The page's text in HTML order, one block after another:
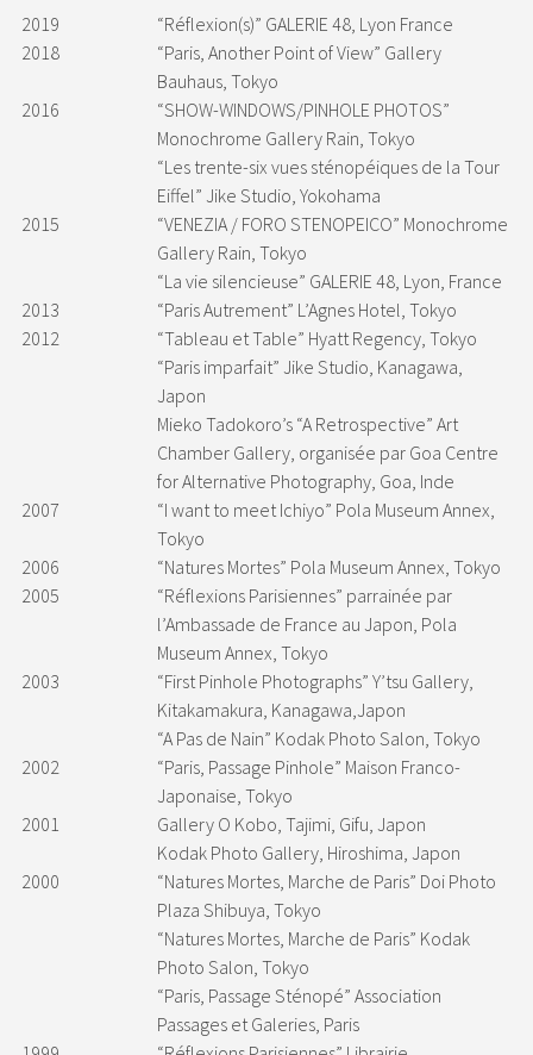
2019
“Réflexion(s)” GALERIE 48, Lyon France
2018
“Paris, Another Point of View” Gallery
Bauhaus, Tokyo
2016
“SHOW-WINDOWS/PINHOLE PHOTOS”
Monochrome Gallery Rain, Tokyo
“Les trente-six vues sténopéiques de la Tour
Eiffel” Jike Studio, Yokohama
2015
“VENEZIA / FORO STENOPEICO” Monochrome
Gallery Rain, Tokyo
“La vie silencieuse” GALERIE 48, Lyon, France
2013
“Paris Autrement” L’Agnes Hotel, Tokyo
2012
“Tableau et Table” Hyatt Regency, Tokyo
“Paris imparfait” Jike Studio, Kanagawa,
Japon
Mieko Tadokoro’s “A Retrospective” Art
Chamber Gallery, organisée par Goa Centre
for Alternative Photography, Goa, Inde
2007
“I want to meet Ichiyo” Pola Museum Annex,
Tokyo
2006
“Natures Mortes” Pola Museum Annex, Tokyo
2005
“Réflexions Parisiennes” parrainée par
l’Ambassade de France au Japon, Pola
Museum Annex, Tokyo
2003
“First Pinhole Photographs” Y’tsu Gallery,
Kitakamakura, Kanagawa,Japon
“A Pas de Nain” Kodak Photo Salon, Tokyo
2002
“Paris, Passage Pinhole” Maison Franco-
Japonaise, Tokyo
2001
Gallery O Kobo, Tajimi, Gifu, Japon
Kodak Photo Gallery, Hiroshima, Japon
2000
“Natures Mortes, Marche de Paris” Doi Photo
Plaza Shibuya, Tokyo
“Natures Mortes, Marche de Paris” Kodak
Photo Salon, Tokyo
“Paris, Passage Sténopé” Association
Passages et Galeries, Paris